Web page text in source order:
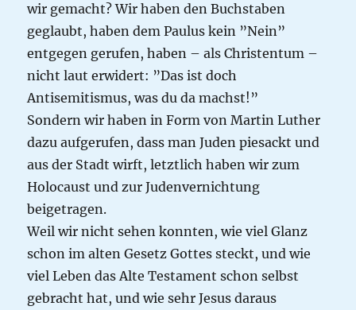
wir gemacht? Wir haben den Buchstaben
geglaubt, haben dem Paulus kein ”Nein”
entgegen gerufen, haben – als Christentum –
nicht laut erwidert: ”Das ist doch
Antisemitismus, was du da machst!”
Sondern wir haben in Form von Martin Luther
dazu aufgerufen, dass man Juden piesackt und
aus der Stadt wirft, letztlich haben wir zum
Holocaust und zur Judenvernichtung
beigetragen.
Weil wir nicht sehen konnten, wie viel Glanz
schon im alten Gesetz Gottes steckt, und wie
viel Leben das Alte Testament schon selbst
gebracht hat, und wie sehr Jesus daraus